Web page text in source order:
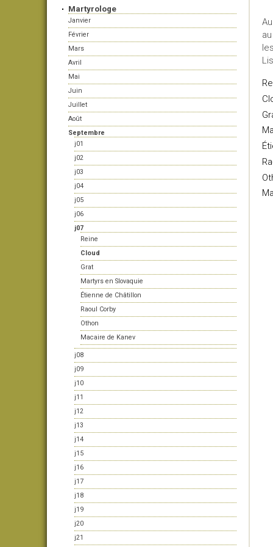
Martyrologe
Janvier
Février
Mars
Avril
Mai
Juin
Juillet
Août
Septembre
j01
j02
j03
j04
j05
j06
j07
Reine
Cloud
Grat
Martyrs en Slovaquie
Étienne de Châtillon
Raoul Corby
Othon
Macaire de Kanev
j08
j09
j10
j11
j12
j13
j14
j15
j16
j17
j18
j19
j20
j21